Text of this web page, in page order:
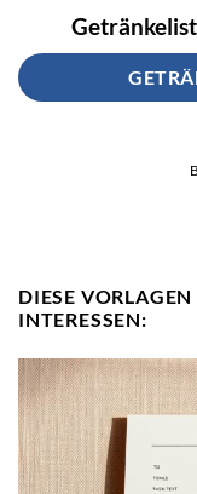
DIESE
INTERESSEN: